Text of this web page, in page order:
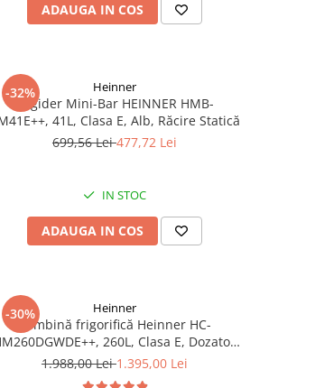
ADAUGA IN COS
-32% Heinner
Frigider Mini-Bar HEINNER HMB-
41L, Clasa E, Alb, Răcire Statică
699,56 Lei477,72 Lei
IN STOC
ADAUGA IN COS
-30% Heinner
Combină frigorifică Heinner HC-
260L, Clasa E, Dozator
Apă, Control Electronic, LED, 180 cm, Gri
1.988,00 Lei1.395,00 Lei